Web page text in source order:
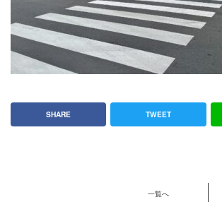
SHARE TWEET
一覧へ